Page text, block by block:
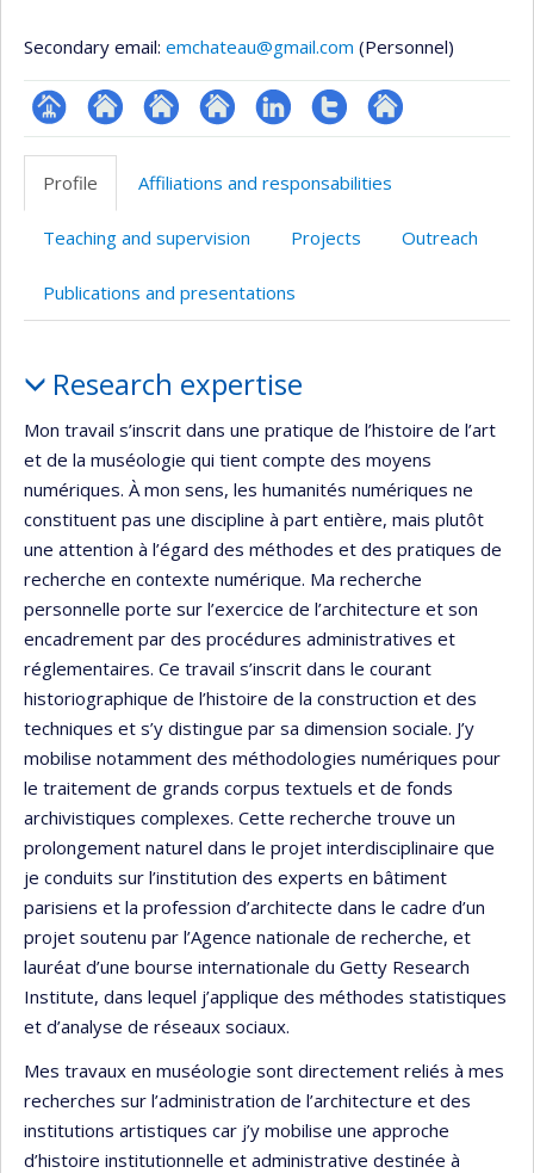
Secondary email: emchateau@gmail.com (Personnel)
Page
professionnelle
Site
l’unité
recherche
Site
web
l’unité
recherche
Site
l’unité
recherche
LinkedInCompteAutre
Profile Affiliations and responsabilities
Teaching and supervision Projects Outreach
Publications and presentations
Research expertise
Mon travail s’inscrit dans une pratique de l’histoire de l’art
et de la muséologie qui tient compte des moyens
numériques. À mon sens, les humanités numériques ne
constituent pas une discipline à part entière, mais plutôt
une attention à l’égard des méthodes et des pratiques de
recherche en contexte numérique. Ma recherche
personnelle porte sur l’exercice de l’architecture et son
encadrement par des procédures administratives et
réglementaires. Ce travail s’inscrit dans le courant
historiographique de l’histoire de la construction et des
techniques et s’y distingue par sa dimension sociale. J’y
mobilise notamment des méthodologies numériques pour
le traitement de grands corpus textuels et de fonds
archivistiques complexes. Cette recherche trouve un
prolongement naturel dans le projet interdisciplinaire que
je conduits sur l’institution des experts en bâtiment
parisiens et la profession d’architecte dans le cadre d’un
projet soutenu par l’Agence nationale de recherche, et
lauréat d’une bourse internationale du Getty Research
Institute, dans lequel j’applique des méthodes statistiques
et d’analyse de réseaux sociaux.
Mes travaux en muséologie sont directement reliés à mes
recherches sur l’administration de l’architecture et des
institutions artistiques car j’y mobilise une approche
d’histoire institutionnelle et administrative destinée à